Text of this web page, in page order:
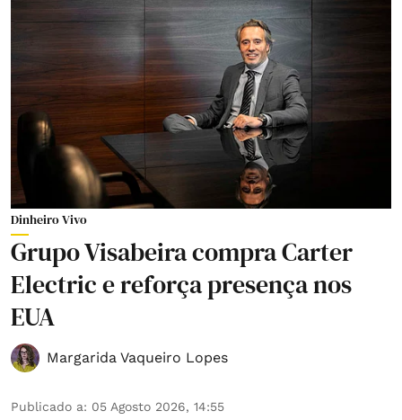
Dinheiro Vivo
Grupo Visabeira compra Carter
Electric e reforça presença nos
EUA
Margarida Vaqueiro Lopes
Publicado a: 05 Agosto 2026, 14:55